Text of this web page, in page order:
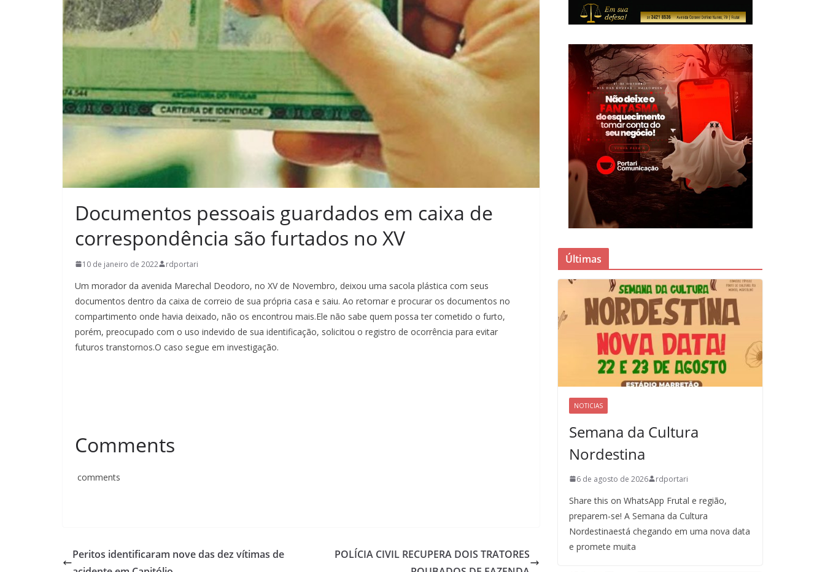
Documentos pessoais guardados em caixa de
correspondência são furtados no XV
10 de janeiro de 2022 rdportari
Um morador da avenida Marechal Deodoro, no XV de Novembro, deixou uma sacola plástica com seus
documentos dentro da caixa de correio de sua própria casa e saiu. Ao retornar e procurar os documentos no
compartimento onde havia deixado, não os encontrou mais.Ele não sabe quem possa ter cometido o furto,
porém, preocupado com o uso indevido de sua identificação, solicitou o registro de ocorrência para evitar
futuros transtornos.O caso segue em investigação.
Comments
comments
Peritos identificaram nove das dez vítimas de
POLÍCIA CIVIL RECUPERA DOIS TRATORES
Últimas
NOTICIAS
Semana da Cultura
Nordestina
6 de agosto de 2026 rdportari
Share this on WhatsApp Frutal e região,
preparem-se! A Semana da Cultura
Nordestinaestá chegando em uma nova data
e promete muita